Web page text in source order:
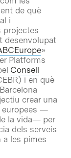
de què
i
projectes
desenvolupat
»
Platforms
Consell
i en què
crear una
europees —
la vida— per
dels serveis
a les pimes